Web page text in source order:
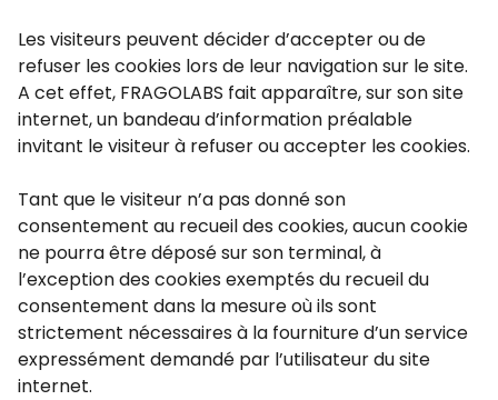
Les visiteurs peuvent décider d’accepter ou de
refuser les cookies lors de leur navigation sur le site.
A cet effet, FRAGOLABS fait apparaître, sur son site
internet, un bandeau d’information préalable
invitant le visiteur à refuser ou accepter les cookies.
Tant que le visiteur n’a pas donné son
consentement au recueil des cookies, aucun cookie
ne pourra être déposé sur son terminal, à
l’exception des cookies exemptés du recueil du
consentement dans la mesure où ils sont
strictement nécessaires à la fourniture d’un service
expressément demandé par l’utilisateur du site
internet.